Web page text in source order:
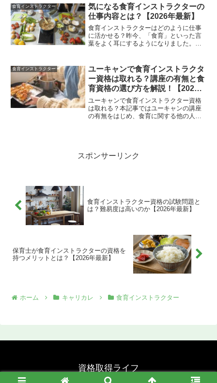
安に思う方も多いはずです。この記事で
は、食育インストラクター...
食育インストラクター
気になる食育インストラクターの
仕事内容とは？【2026年最新】
食育インストラクターはどのように仕事
に活かせる？昨今、「食育」といった言
葉をよく耳にするようになりました。心
育インストラクターは、バランスのいい
食事や健康的な食生活に関...
食育インストラクター
ユーキャンで食育インストラクタ
ー資格は取れる？講座の有無と食
育資格の選び方を解説！【2026
年最新】
ユーキャンで食育インストラクター資格
は取れる？本記事ではユーキャンの講座
の有無をはじめ、食育に関する他の人気
スポンサーリンク
食育インストラクター資格の試験問題と
は？難易度は高いのか【2026年最新】
保育士が食育インストラクターの資格を
持つメリットとは？【2026年最新】
ホーム キャリカレ 食育インストラクター
資格取得ライフ